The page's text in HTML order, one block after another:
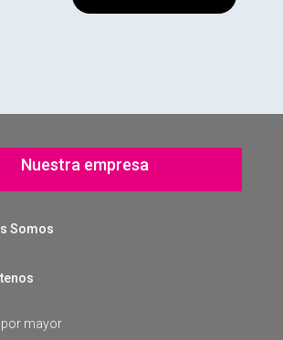
Nuestra empresa
Somos
mayor